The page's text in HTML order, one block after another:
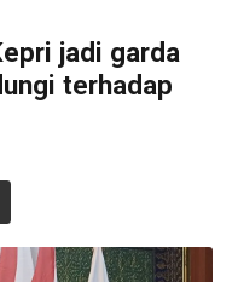
jadi garda
terhadap